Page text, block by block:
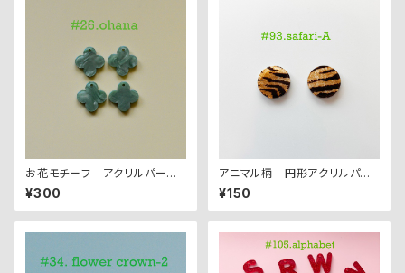
お花モチーフ アクリルパーツ
(S) 4PCS
¥300
アニマル柄 円形アクリルパー
ツ ２PCS
¥150